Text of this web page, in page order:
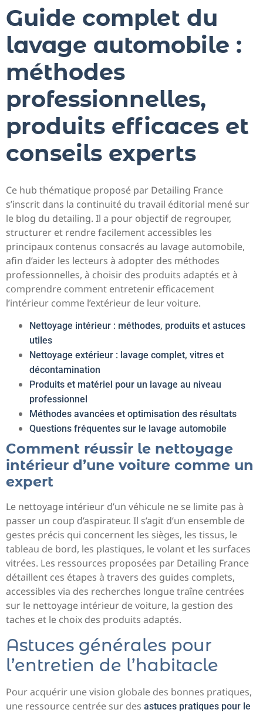
Guide complet du
lavage automobile :
méthodes
professionnelles,
produits efficaces et
conseils experts
Ce hub thématique proposé par Detailing France
s’inscrit dans la continuité du travail éditorial mené sur
le blog du detailing. Il a pour objectif de regrouper,
structurer et rendre facilement accessibles les
principaux contenus consacrés au lavage automobile,
afin d’aider les lecteurs à adopter des méthodes
professionnelles, à choisir des produits adaptés et à
comprendre comment entretenir efficacement
l’intérieur comme l’extérieur de leur voiture.
Nettoyage intérieur : méthodes, produits et astuces
utiles
Nettoyage extérieur : lavage complet, vitres et
décontamination
Produits et matériel pour un lavage au niveau
professionnel
Méthodes avancées et optimisation des résultats
Questions fréquentes sur le lavage automobile
Comment réussir le nettoyage
intérieur d’une voiture comme un
expert
Le nettoyage intérieur d’un véhicule ne se limite pas à
passer un coup d’aspirateur. Il s’agit d’un ensemble de
gestes précis qui concernent les sièges, les tissus, le
tableau de bord, les plastiques, le volant et les surfaces
vitrées. Les ressources proposées par Detailing France
détaillent ces étapes à travers des guides complets,
accessibles via des recherches longue traîne centrées
sur le nettoyage intérieur de voiture, la gestion des
taches et le choix des produits adaptés.
Astuces générales pour
l’entretien de l’habitacle
Pour acquérir une vision globale des bonnes pratiques,
une ressource centrée sur des astuces pratiques pour le